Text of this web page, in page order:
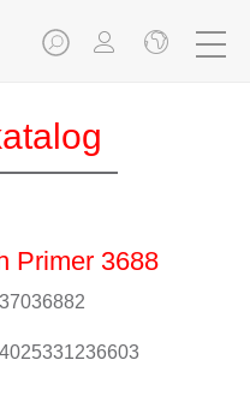
Primer 3688
37036882
4025331236603